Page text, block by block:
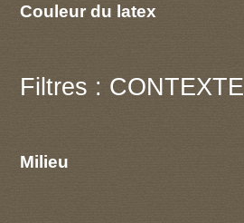
Couleur du latex
Filtres : CONTEXTE
Milieu